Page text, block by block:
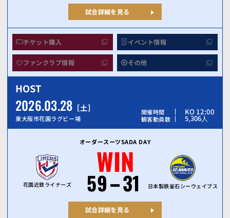
試合詳細を見る
チケット購入 イベント情報
ファンクラブ情報 その他
HOST
2026.03.28 土
東大阪市花園ラグビー場
開催時間 KO 12:00
観客動員数 5,306人
オーダースーツSADA DAY
花園近鉄ライナーズ
WIN
59 31 日本製鉄釜石シーウェイブス
試合詳細を見る